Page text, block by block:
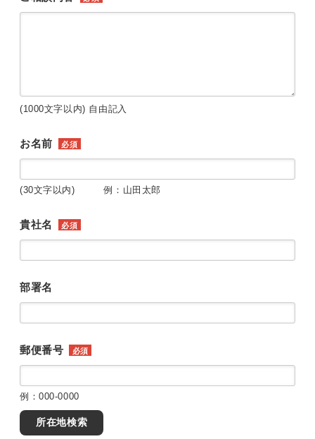
(1000文字以内) 自由記入
お名前 必須
(30文字以内) 例：山田太郎
貴社名 必須
部署名
郵便番号 必須
例：000-0000
所在地検索